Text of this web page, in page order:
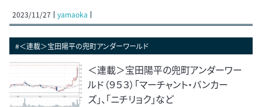
2023/11/27 yamaoka
#＜連載＞宝田陽平の兜町アンダーワールド
＜連載＞宝田陽平の兜町アンダーワー
ルド（９５３）「マーチャント・バンカー
ズ」、「ニチリョク」など